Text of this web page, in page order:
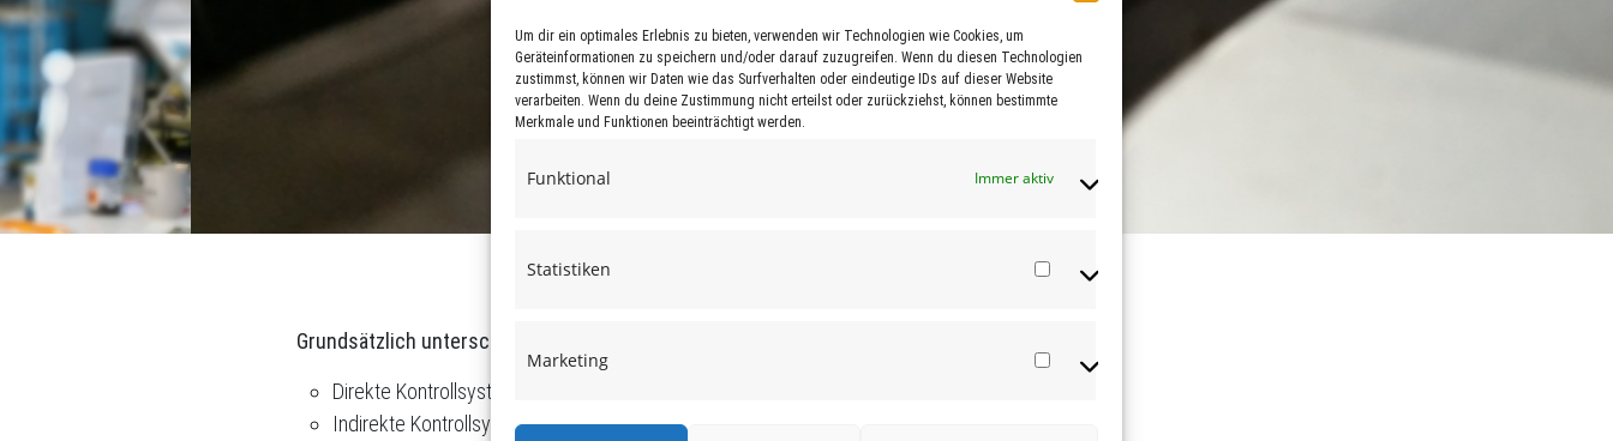
Um dir ein optimales Erlebnis zu bieten, verwenden wir Technologien wie Cookies, um
Geräteinformationen zu speichern und/oder darauf zuzugreifen. Wenn du diesen Technologien
zustimmst, können wir Daten wie das Surfverhalten oder eindeutige IDs auf dieser Website
verarbeiten. Wenn du deine Zustimmung nicht erteilst oder zurückziehst, können bestimmte
Merkmale und Funktionen beeinträchtigt werden.
Funktional Immer aktiv
Statistiken Statistiken
Marketing Marketing
Grundsätzliches zu RDK/TPM Systemen
Grundsätzlich unterscheidet man bei RDK-Systemen 2 Messsysteme.
Direkte Kontrollsystem
Indirekte Kontrollsysteme